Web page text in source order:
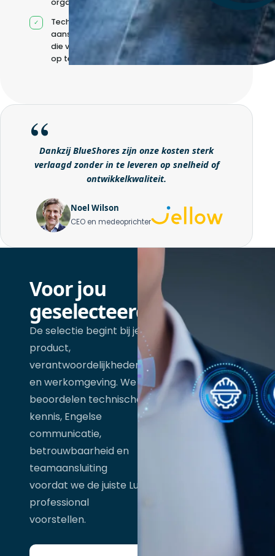
organisatie
Technische
aansturing zonder
die volledig intern
op te bouwen
Dankzij BlueShores zijn onze kosten sterk
verlaagd zonder in te leveren op snelheid of
ontwikkelkwaliteit.
Noel Wilson
CEO en medeoprichter
Voor jou
geselecteerd
De selectie begint bij je
product,
verantwoordelijkheden
en werkomgeving. We
beoordelen technische
kennis, Engelse
communicatie,
betrouwbaarheid en
teamaansluiting
voordat we de juiste Lua
professional
voorstellen.